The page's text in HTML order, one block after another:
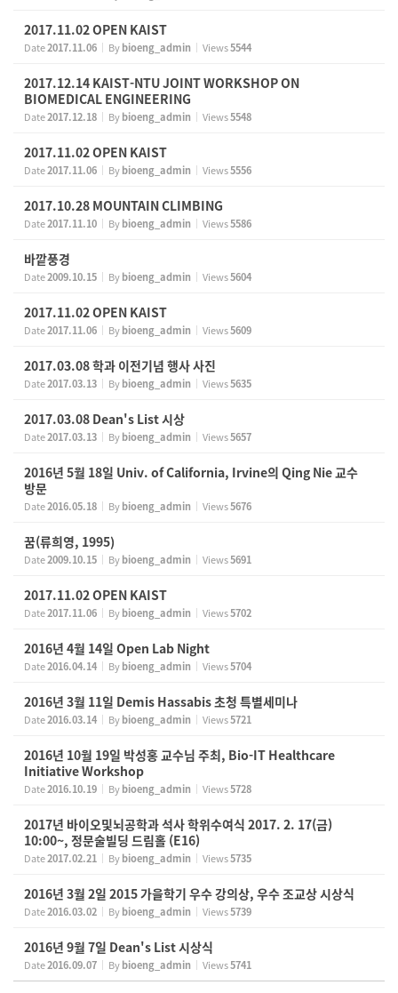
2017.11.02 OPEN KAIST
Date2017.11.06 Bybioeng_admin Views5544
2017.12.14 KAIST-NTU JOINT WORKSHOP ON
BIOMEDICAL ENGINEERING
Date2017.12.18 Bybioeng_admin Views5548
2017.11.02 OPEN KAIST
Date2017.11.06 Bybioeng_admin Views5556
2017.10.28 MOUNTAIN CLIMBING
Date2017.11.10 Bybioeng_admin Views5586
바깥풍경
Date2009.10.15 Bybioeng_admin Views5604
2017.11.02 OPEN KAIST
Date2017.11.06 Bybioeng_admin Views5609
2017.03.08 학과 이전기념 행사 사진
Date2017.03.13 Bybioeng_admin Views5635
2017.03.08 Dean's List 시상
Date2017.03.13 Bybioeng_admin Views5657
2016년 5월 18일 Univ. of California, Irvine의 Qing Nie 교수
방문
Date2016.05.18 Bybioeng_admin Views5676
꿈(류희영, 1995)
Date2009.10.15 Bybioeng_admin Views5691
2017.11.02 OPEN KAIST
Date2017.11.06 Bybioeng_admin Views5702
2016년 4월 14일 Open Lab Night
Date2016.04.14 Bybioeng_admin Views5704
2016년 3월 11일 Demis Hassabis 초청 특별세미나
Date2016.03.14 Bybioeng_admin Views5721
2016년 10월 19일 박성홍 교수님 주최, Bio-IT Healthcare
Initiative Workshop
Date2016.10.19 Bybioeng_admin Views5728
2017년 바이오및뇌공학과 석사 학위수여식 2017. 2. 17(금)
10:00~, 정문술빌딩 드림홀 (E16)
Date2017.02.21 Bybioeng_admin Views5735
2016년 3월 2일 2015 가을학기 우수 강의상, 우수 조교상 시상식
Date2016.03.02 Bybioeng_admin Views5739
2016년 9월 7일 Dean's List 시상식
Date2016.09.07 Bybioeng_admin Views5741